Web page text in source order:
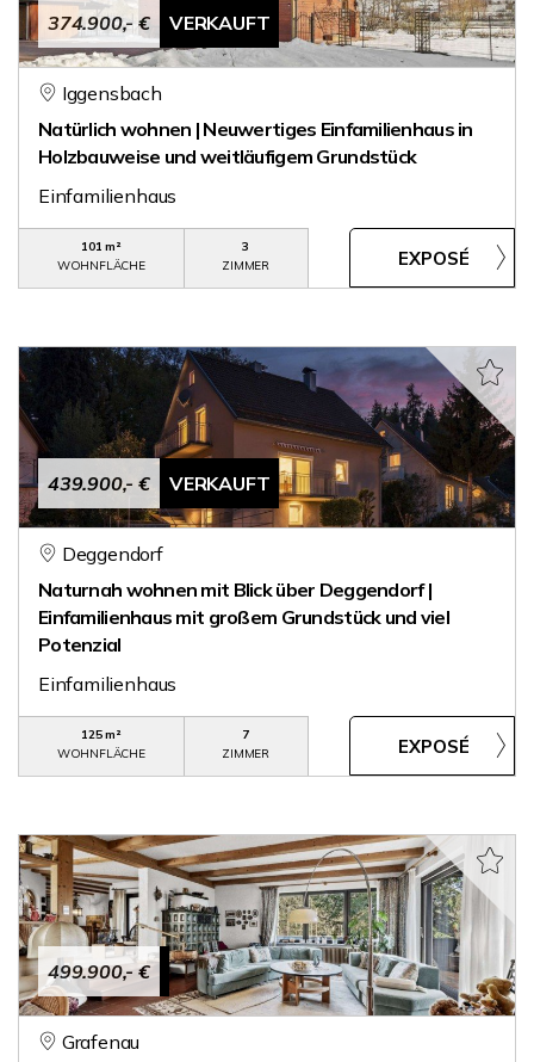
374.900,- € VERKAUFT
Iggensbach
Natürlich wohnen | Neuwertiges Einfamilienhaus in
Holzbauweise und weitläufigem Grundstück
Einfamilienhaus
101 m²
WOHNFLÄCHE
3
ZIMMER
439.900,- € VERKAUFT
Deggendorf
Naturnah wohnen mit Blick über Deggendorf |
Einfamilienhaus mit großem Grundstück und viel
Potenzial
Einfamilienhaus
125 m²
WOHNFLÄCHE
7
ZIMMER
499.900,- €
Grafenau